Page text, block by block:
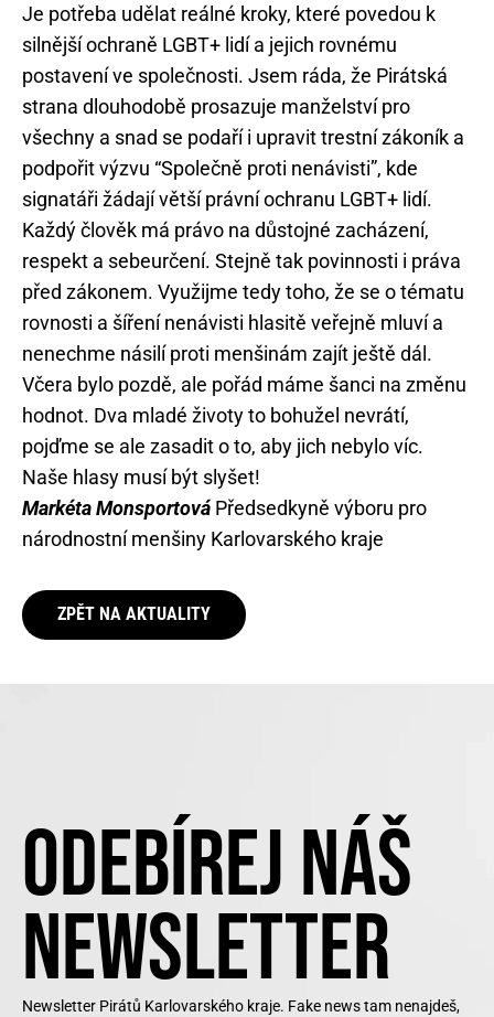
Je potřeba udělat reálné kroky, které povedou k
silnější ochraně LGBT+ lidí a jejich rovnému
postavení ve společnosti. Jsem ráda, že Pirátská
strana dlouhodobě prosazuje manželství pro
všechny a snad se podaří i upravit trestní zákoník a
podpořit výzvu “Společně proti nenávisti”, kde
signatáři žádají větší právní ochranu LGBT+ lidí.
Každý člověk má právo na důstojné zacházení,
respekt a sebeurčení. Stejně tak povinnosti i práva
před zákonem. Využijme tedy toho, že se o tématu
rovnosti a šíření nenávisti hlasitě veřejně mluví a
nenechme násilí proti menšinám zajít ještě dál.
Včera bylo pozdě, ale pořád máme šanci na změnu
hodnot. Dva mladé životy to bohužel nevrátí,
pojďme se ale zasadit o to, aby jich nebylo víc.
Naše hlasy musí být slyšet!
Markéta Monsportová Předsedkyně výboru pro
národnostní menšiny Karlovarského kraje
ZPĚT NA AKTUALITY
ODEBÍREJ NÁŠ
NEWSLETTER
Newsletter Pirátů Karlovarského kraje. Fake news tam nenajdeš,